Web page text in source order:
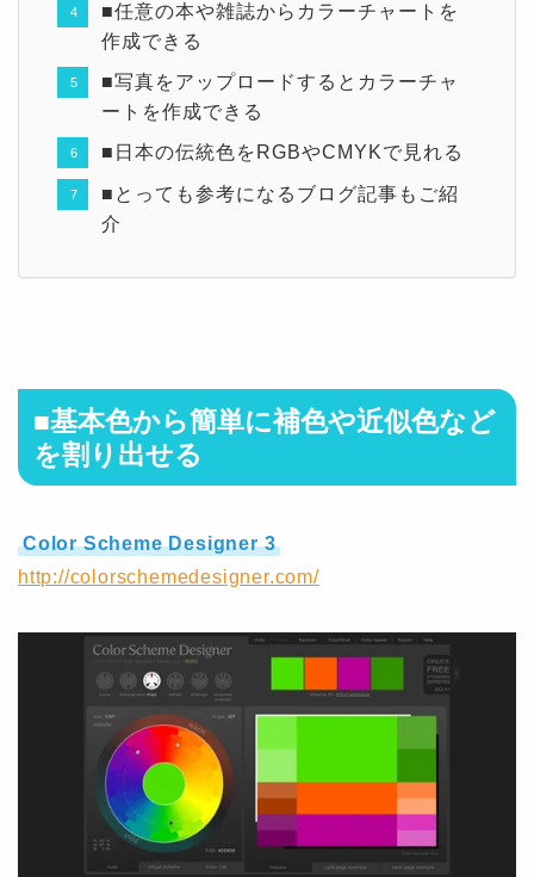
■任意の本や雑誌からカラーチャートを
作成できる
■写真をアップロードするとカラーチャ
ートを作成できる
■日本の伝統色をRGBやCMYKで見れる
■とっても参考になるブログ記事もご紹
介
■基本色から簡単に補色や近似色など
を割り出せる
Color Scheme Designer 3
http://colorschemedesigner.com/